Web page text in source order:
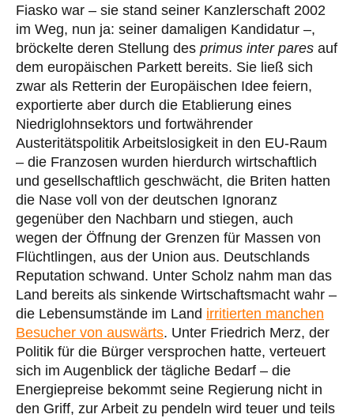
Fiasko war – sie stand seiner Kanzlerschaft 2002
im Weg, nun ja: seiner damaligen Kandidatur –,
bröckelte deren Stellung des primus inter pares auf
dem europäischen Parkett bereits. Sie ließ sich
zwar als Retterin der Europäischen Idee feiern,
exportierte aber durch die Etablierung eines
Niedriglohnsektors und fortwährender
Austeritätspolitik Arbeitslosigkeit in den EU-Raum
– die Franzosen wurden hierdurch wirtschaftlich
und gesellschaftlich geschwächt, die Briten hatten
die Nase voll von der deutschen Ignoranz
gegenüber den Nachbarn und stiegen, auch
wegen der Öffnung der Grenzen für Massen von
Flüchtlingen, aus der Union aus. Deutschlands
Reputation schwand. Unter Scholz nahm man das
Land bereits als sinkende Wirtschaftsmacht wahr –
die Lebensumstände im Land irritierten manchen
Besucher von auswärts. Unter Friedrich Merz, der
Politik für die Bürger versprochen hatte, verteuert
sich im Augenblick der tägliche Bedarf – die
Energiepreise bekommt seine Regierung nicht in
den Griff, zur Arbeit zu pendeln wird teuer und teils